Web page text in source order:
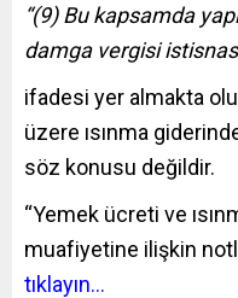
“(9) Bu kapsamda
damga vergisi
ifadesi yer almakta
üzere ısınma
söz konusu değildir.
“Yemek ücreti ve
muafiyetine ilişkin
tıklayın…